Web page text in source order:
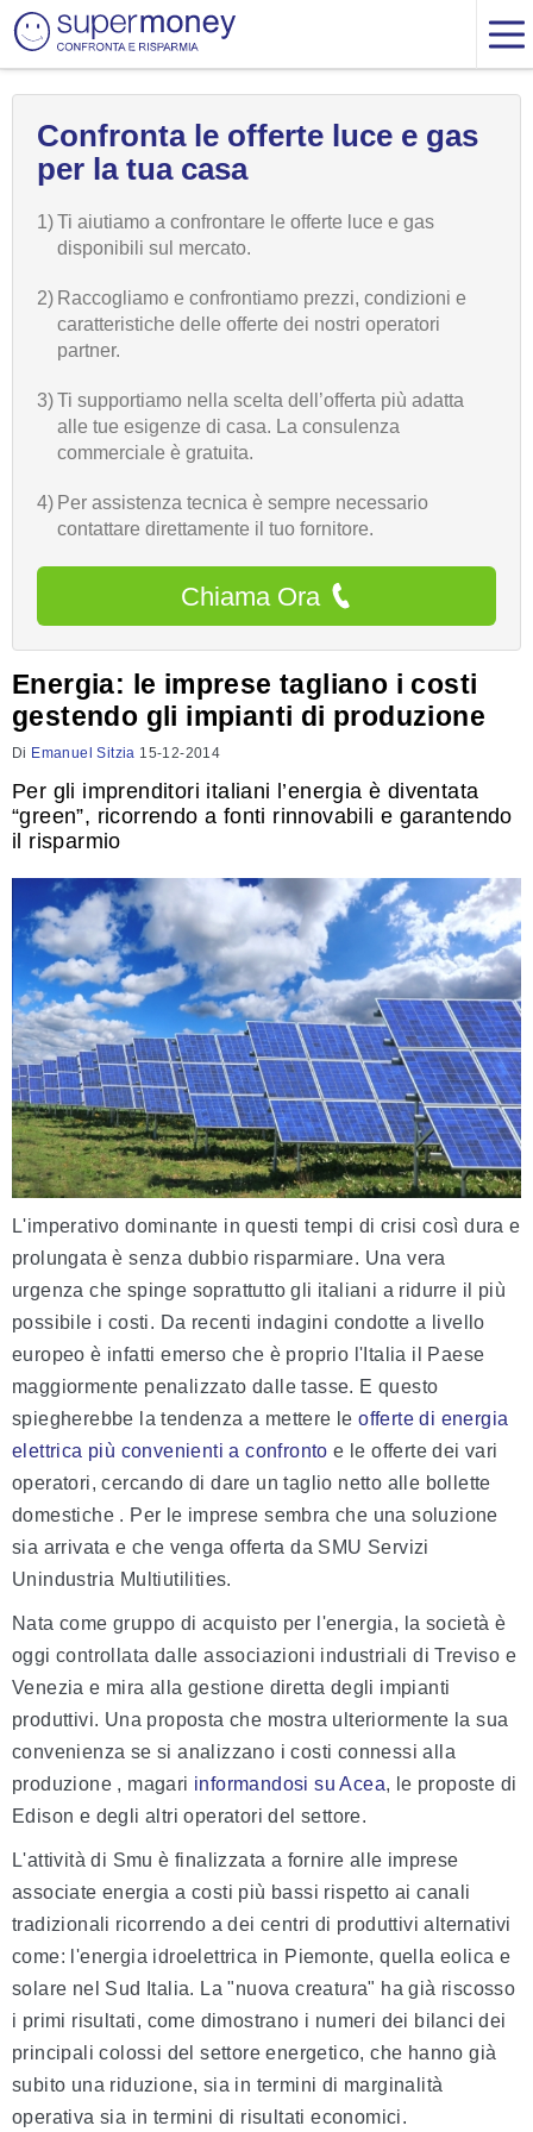
Confronta le offerte luce e gas
per la tua casa
1)Ti aiutiamo a confrontare le offerte luce e gas
disponibili sul mercato.
2) Raccogliamo e confrontiamo prezzi, condizioni e
caratteristiche delle offerte dei nostri operatori
partner.
3)Ti supportiamo nella scelta dell’offerta più adatta
alle tue esigenze di casa. La consulenza
commerciale è gratuita.
4) Per assistenza tecnica è sempre necessario
contattare direttamente il tuo fornitore.
Chiama Ora
Energia: le imprese tagliano i costi
gestendo gli impianti di produzione
Di Emanuel Sitzia 15-12-2014
Per gli imprenditori italiani l’energia è diventata
“green”, ricorrendo a fonti rinnovabili e garantendo
il risparmio
L'imperativo dominante in questi tempi di crisi così dura e
prolungata è senza dubbio risparmiare. Una vera
urgenza che spinge soprattutto gli italiani a ridurre il più
possibile i costi. Da recenti indagini condotte a livello
europeo è infatti emerso che è proprio l'Italia il Paese
maggiormente penalizzato dalle tasse. E questo
spiegherebbe la tendenza a mettere leofferte di energia
elettrica più convenienti a confronto e le offerte dei vari
operatori, cercando di dare un taglio netto alle bollette
domestiche . Per le imprese sembra che una soluzione
sia arrivata e che venga offerta da SMU Servizi
Unindustria Multiutilities.
Nata come gruppo di acquisto per l'energia, la società è
oggi controllata dalle associazioni industriali di Treviso e
Venezia e mira alla gestione diretta degli impianti
produttivi. Una proposta che mostra ulteriormente la sua
convenienza se si analizzano i costi connessi alla
produzione , magari informandosi su Acea, le proposte di
Edison e degli altri operatori del settore.
L'attività di Smu è finalizzata a fornire alle imprese
associate energia a costi più bassi rispetto ai canali
tradizionali ricorrendo a dei centri di produttivi alternativi
come: l'energia idroelettrica in Piemonte, quella eolica e
solare nel Sud Italia. La "nuova creatura" ha già riscosso
i primi risultati, come dimostrano i numeri dei bilanci dei
principali colossi del settore energetico, che hanno già
subito una riduzione, sia in termini di marginalità
operativa sia in termini di risultati economici.